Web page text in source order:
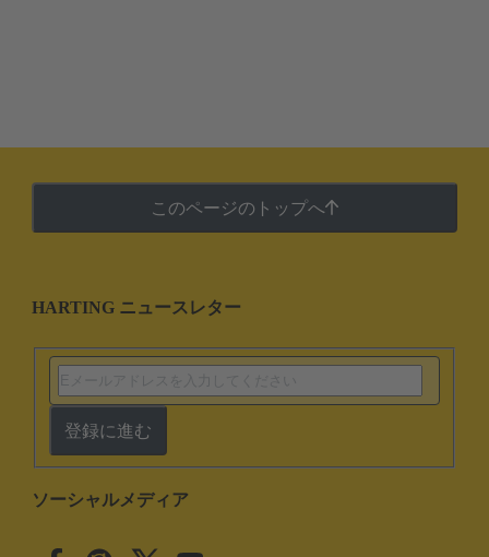
このページのトップへ
HARTING ニュースレター
登録に進む
ソーシャルメディア